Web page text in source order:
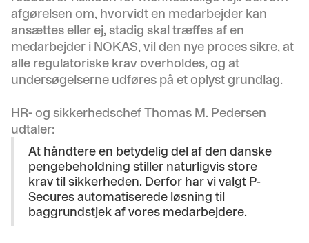
afgørelsen om, hvorvidt en medarbejder kan
ansættes eller ej, stadig skal træffes af en
medarbejder i NOKAS, vil den nye proces sikre, at
alle regulatoriske krav overholdes, og at
undersøgelserne udføres på et oplyst grundlag.
HR- og sikkerhedschef Thomas M. Pedersen
udtaler:
At håndtere en betydelig del af den danske
pengebeholdning stiller naturligvis store
krav til sikkerheden. Derfor har vi valgt P-
Secures automatiserede løsning til
baggrundstjek af vores medarbejdere.